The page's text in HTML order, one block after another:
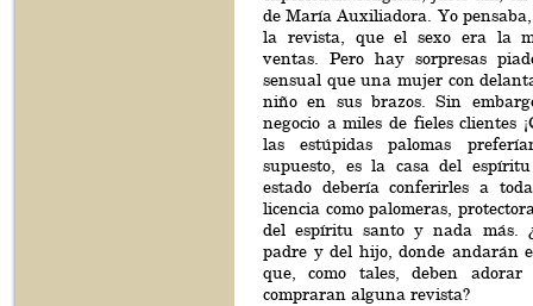
de María Auxiliadora. Yo pensaba,
la revista, que el sexo era la
ventas. Pero hay sorpresas
sensual que una mujer con
niño en sus brazos. Sin
negocio a miles de fieles clientes
las estúpidas palomas
supuesto, es la casa del
estado debería conferirles a
licencia como palomeras,
del espíritu santo y nada más.
padre y del hijo, donde andarán
que, como tales, deben adorar
compraran alguna revista?